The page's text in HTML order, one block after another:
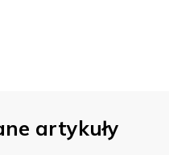
artykuły